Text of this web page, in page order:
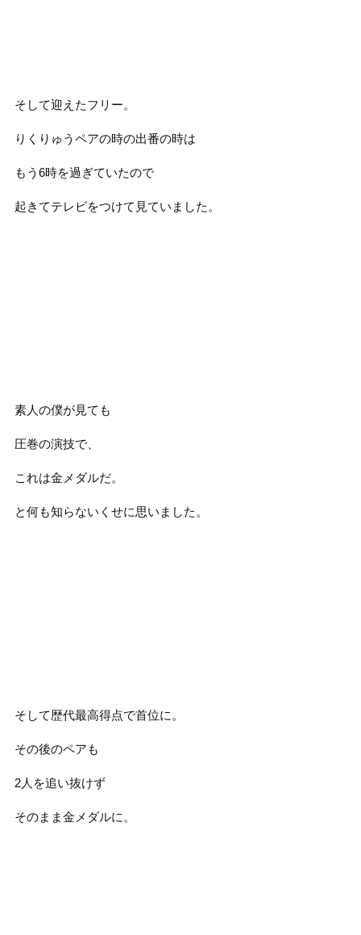
そして迎えたフリー。
りくりゅうペアの時の出番の時は
もう6時を過ぎていたので
起きてテレビをつけて見ていました。
素人の僕が見ても
圧巻の演技で、
これは金メダルだ。
と何も知らないくせに思いました。
そして歴代最高得点で首位に。
その後のペアも
2人を追い抜けず
そのまま金メダルに。